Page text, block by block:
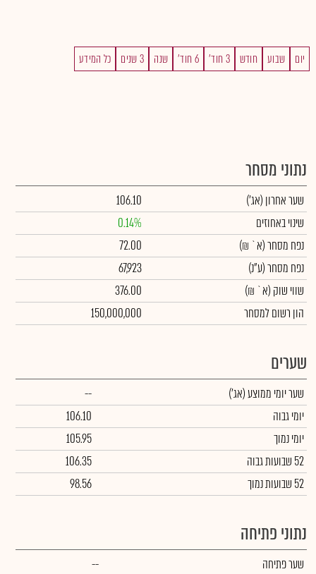
יום שבוע חודש 3 חוד' 6 חוד' שנה 3 שנים כל המידע
נתוני מסחר
שער אחרון (אג')
106.10
שינוי באחוזים
0.14%
נפח מסחר(א` ₪)
72.00
נפח מסחר(ע"נ)
67,923
שווי שוק (א` ₪)
376.00
הון רשום למסחר
150,000,000
שערים
שער יומי ממוצע(אג')
--
יומי גבוה
106.10
יומי נמוך
105.95
52 שבועות גבוה
106.35
52 שבועות נמוך
98.56
נתוני פתיחה
שער פתיחה
--